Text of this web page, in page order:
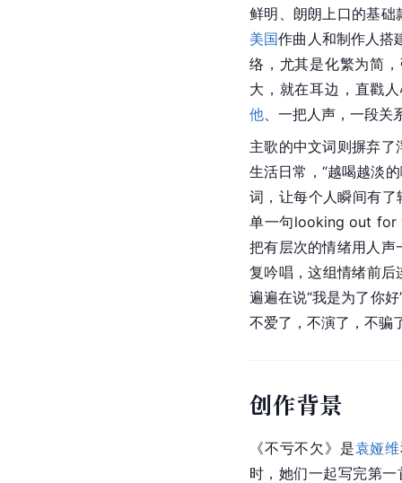
鲜明、朗朗上口的基础
美国作曲人和制作人搭
络，尤其是化繁为简
大，就在耳边，直戳
他 、一把人声，一段
主歌的中文词则摒弃
生活日常，“越喝越淡
词，让每个人瞬间有了
单一句looking out for
把有层次的情绪用人声
复吟唱，这组情绪前
遍遍在说“我是为了你
不爱了，不演了，不骗
创作背景
《不亏不欠》是袁娅维
时，她们一起写完第